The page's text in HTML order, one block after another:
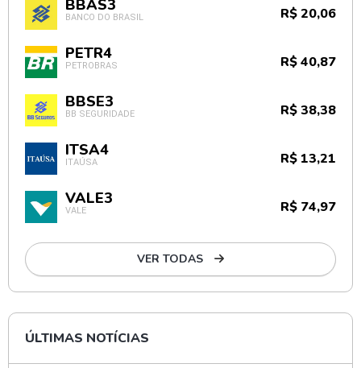
BBAS3
BANCO DO BRASIL R$ 20,06
PETR4
PETROBRAS R$ 40,87
BBSE3
BB SEGURIDADE R$ 38,38
ITSA4
ITAÚSA R$ 13,21
VALE3
VALE R$ 74,97
VER TODAS
ÚLTIMAS NOTÍCIAS